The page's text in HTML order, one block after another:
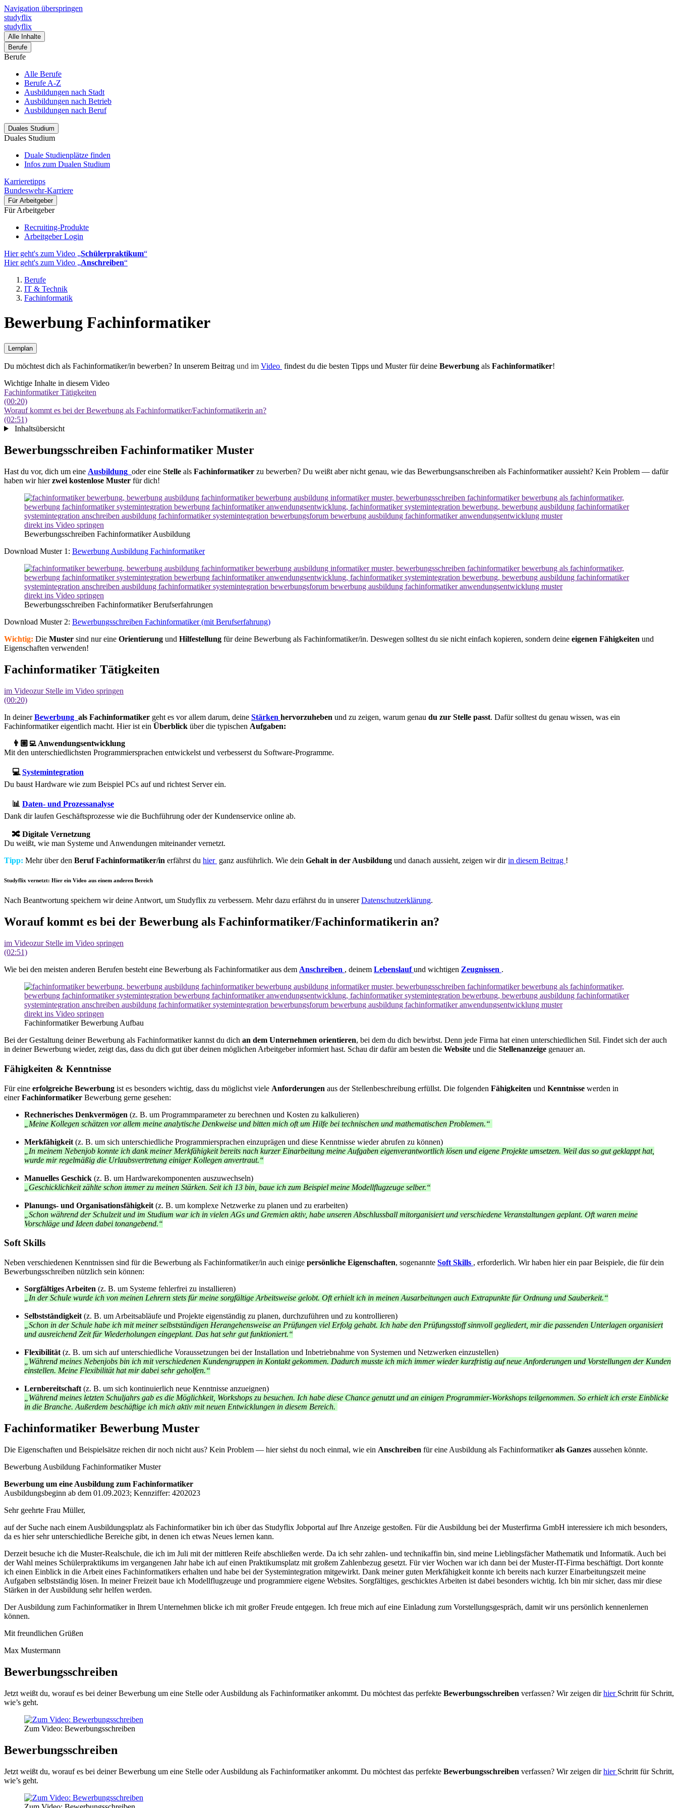
Navigation überspringen
studyflix
studyflix
Alle Inhalte
Berufe
Berufe
Alle Berufe
Berufe A-Z
Ausbildungen nach Stadt
Ausbildungen nach Betrieb
Ausbildungen nach Beruf
Duales Studium
Duales Studium
Duale Studienplätze finden
Infos zum Dualen Studium
Karrieretipps
Bundeswehr-Karriere
Für Arbeitgeber
Für Arbeitgeber
Recruiting-Produkte
Arbeitgeber Login
Hier geht's zum Video „Schülerpraktikum“
Hier geht's zum Video „Anschreiben“
Berufe
IT & Technik
Fachinformatik
Bewerbung Fachinformatiker
Lernplan
Du möchtest dich als Fachinformatiker/in bewerben? In unserem Beitrag und im Video findest du die besten Tipps und Muster für deine Bewerbung als Fachinformatiker!
Wichtige Inhalte in diesem Video
Fachinformatiker Tätigkeiten
(00:20)
Worauf kommt es bei der Bewerbung als Fachinformatiker/Fachinformatikerin an?
(02:51)
Inhaltsübersicht
Bewerbungsschreiben Fachinformatiker Muster
Hast du vor, dich um eine Ausbildung oder eine Stelle als Fachinformatiker zu bewerben? Du weißt aber nicht genau, wie das Bewerbungsanschreiben als Fachinformatiker aussieht? Kein Problem — dafür
haben wir hierzwei kostenlose Muster für dich!
direkt ins Video springen
Bewerbungsschreiben Fachinformatiker Ausbildung
Download Muster 1: Bewerbung Ausbildung Fachinformatiker
direkt ins Video springen
Bewerbungsschreiben Fachinformatiker Berufserfahrungen
Download Muster 2: Bewerbungsschreiben Fachinformatiker (mit Berufserfahrung)
Wichtig: Die Muster sind nur eine Orientierung und Hilfestellung für deine Bewerbung als Fachinformatiker/in. Deswegen solltest du sie nicht einfach kopieren, sondern deine eigenen Fähigkeiten und
Eigenschaften verwenden!
Fachinformatiker Tätigkeiten
im Videozur Stelle im Video springen
(00:20)
In deinerBewerbung als Fachinformatiker geht es vor allem darum, deine Stärken hervorzuheben und zu zeigen, warum genau du zur Stelle passt. Dafür solltest du genau wissen, was ein
Fachinformatiker eigentlich macht. Hier ist ein Überblick über die typischen Aufgaben:
👨🏼‍💻 Anwendungsentwicklung
Mit den unterschiedlichsten Programmiersprachen entwickelst und verbesserst du Software-Programme.
💻 Systemintegration
Du baust Hardware wie zum Beispiel PCs auf und richtest Server ein.
📊 Daten- und Prozessanalyse
Dank dir laufen Geschäftsprozesse wie die Buchführung oder der Kundenservice online ab.
🔀 Digitale Vernetzung
Du weißt, wie man Systeme und Anwendungen miteinander vernetzt.
Tipp: Mehr über den Beruf Fachinformatiker/in erfährst du hier ganz ausführlich. Wie dein Gehalt in der Ausbildung und danach aussieht, zeigen wir dirin diesem Beitrag !
Studyflix vernetzt: Hier ein Video aus einem anderen Bereich
Nach Beantwortung speichern wir deine Antwort, um Studyflix zu verbessern. Mehr dazu erfährst du in unsererDatenschutzerklärung.
Worauf kommt es bei der Bewerbung als Fachinformatiker/Fachinformatikerin an?
im Videozur Stelle im Video springen
(02:51)
Wie bei den meisten anderen Berufen besteht eine Bewerbung als Fachinformatiker aus dem Anschreiben , deinem Lebenslauf und wichtigen Zeugnissen .
direkt ins Video springen
Fachinformatiker Bewerbung Aufbau
Bei der Gestaltung deiner Bewerbung als Fachinformatiker kannst du dich an dem Unternehmen orientieren, bei dem du dich bewirbst. Denn jede Firma hat einen unterschiedlichen Stil. Findet sich der auch
in deiner Bewerbung wieder, zeigt das, dass du dich gut über deinen möglichen Arbeitgeber informiert hast. Schau dir dafür am besten die Website und die Stellenanzeige genauer an.
Fähigkeiten & Kenntnisse
Für eine erfolgreiche Bewerbung ist es besonders wichtig, dass du möglichst viele Anforderungen aus der Stellenbeschreibung erfüllst. Die folgenden Fähigkeiten und Kenntnisse werden in
einerFachinformatiker Bewerbung gerne gesehen:
Rechnerisches Denkvermögen (z. B. um Programmparameter zu berechnen und Kosten zu kalkulieren)
„Meine Kollegen schätzen vor allem meine analytische Denkweise und bitten mich oft um Hilfe bei technischen und mathematischen Problemen.“
Merkfähigkeit (z. B. um sich unterschiedliche Programmiersprachen einzuprägen und diese Kenntnisse wieder abrufen zu können)
„In meinem Nebenjob konnte ich dank meiner Merkfähigkeit bereits nach kurzer Einarbeitung meine Aufgaben eigenverantwortlich lösen und eigene Projekte umsetzen. Weil das so gut geklappt hat,
wurde mir regelmäßig die Urlaubsvertretung einiger Kollegen anvertraut.“
Manuelles Geschick (z. B. um Hardwarekomponenten auszuwechseln)
„Geschicklichkeit zählte schon immer zu meinen Stärken. Seit ich 13 bin, baue ich zum Beispiel meine Modellflugzeuge selber.“
Planungs- und Organisationsfähigkeit (z. B. um komplexe Netzwerke zu planen und zu erarbeiten)
„Schon während der Schulzeit und im Studium war ich in vielen AGs und Gremien aktiv, habe unseren Abschlussball mitorganisiert und verschiedene Veranstaltungen geplant. Oft waren meine
Vorschläge und Ideen dabei tonangebend.“
Soft Skills
Neben verschiedenen Kenntnissen sind für die Bewerbung als Fachinformatiker/in auch einige persönliche Eigenschaften, sogenannte Soft Skills , erforderlich. Wir haben hier ein paar Beispiele, die für dein
Bewerbungsschreiben nützlich sein können:
Sorgfältiges Arbeiten (z. B. um Systeme fehlerfrei zu installieren)
„In der Schule wurde ich von meinen Lehrern stets für meine sorgfältige Arbeitsweise gelobt. Oft erhielt ich in meinen Ausarbeitungen auch Extrapunkte für Ordnung und Sauberkeit.“
Selbstständigkeit (z. B. um Arbeitsabläufe und Projekte eigenständig zu planen, durchzuführen und zu kontrollieren)
„Schon in der Schule habe ich mit meiner selbstständigen Herangehensweise an Prüfungen viel Erfolg gehabt. Ich habe den Prüfungsstoff sinnvoll gegliedert, mir die passenden Unterlagen organisiert
und ausreichend Zeit für Wiederholungen eingeplant. Das hat sehr gut funktioniert.“
Flexibilität (z. B. um sich auf unterschiedliche Voraussetzungen bei der Installation und Inbetriebnahme von Systemen und Netzwerken einzustellen)
„Während meines Nebenjobs bin ich mit verschiedenen Kundengruppen in Kontakt gekommen. Dadurch musste ich mich immer wieder kurzfristig auf neue Anforderungen und Vorstellungen der Kunden
einstellen. Meine Flexibilität hat mir dabei sehr geholfen.“
Lernbereitschaft (z. B. um sich kontinuierlich neue Kenntnisse anzueignen)
„Während meines letzten Schuljahrs gab es die Möglichkeit, Workshops zu besuchen. Ich habe diese Chance genutzt und an einigen Programmier-Workshops teilgenommen. So erhielt ich erste Einblicke
in die Branche. Außerdem beschäftige ich mich aktiv mit neuen Entwicklungen in diesem Bereich.
Fachinformatiker Bewerbung Muster
Die Eigenschaften und Beispielsätze reichen dir noch nicht aus? Kein Problem — hier siehst du noch einmal, wie ein Anschreiben für eine Ausbildung als Fachinformatikerals Ganzes aussehen könnte.
Bewerbung Ausbildung Fachinformatiker Muster
Bewerbung um eine Ausbildung zum Fachinformatiker
Ausbildungsbeginn ab dem 01.09.2023; Kennziffer: 4202023
Sehr geehrte Frau Müller,
auf der Suche nach einem Ausbildungsplatz als Fachinformatiker bin ich über das Studyflix Jobportal auf Ihre Anzeige gestoßen. Für die Ausbildung bei der Musterfirma GmbH interessiere ich mich besonders,
da es hier sehr unterschiedliche Bereiche gibt, in denen ich etwas Neues lernen kann.
Derzeit besuche ich die Muster-Realschule, die ich im Juli mit der mittleren Reife abschließen werde. Da ich sehr zahlen- und technikaffin bin, sind meine Lieblingsfächer Mathematik und Informatik. Auch bei
der Wahl meines Schülerpraktikums im vergangenen Jahr habe ich auf einen Praktikumsplatz mit großem Zahlenbezug gesetzt. Für vier Wochen war ich dann bei der Muster-IT-Firma beschäftigt. Dort konnte
ich einen Einblick in die Arbeit eines Fachinformatikers erhalten und habe bei der Systemintegration mitgewirkt. Dank meiner guten Merkfähigkeit konnte ich bereits nach kurzer Einarbeitungszeit meine
Aufgaben selbstständig lösen. In meiner Freizeit baue ich Modellflugzeuge und programmiere eigene Websites. Sorgfältiges, geschicktes Arbeiten ist dabei besonders wichtig. Ich bin mir sicher, dass mir diese
Stärken in der Ausbildung sehr helfen werden.
Der Ausbildung zum Fachinformatiker in Ihrem Unternehmen blicke ich mit großer Freude entgegen. Ich freue mich auf eine Einladung zum Vorstellungsgespräch, damit wir uns persönlich kennenlernen
können.
Mit freundlichen Grüßen
Max Mustermann
Bewerbungsschreiben
Jetzt weißt du, worauf es bei deiner Bewerbung um eine Stelle oder Ausbildung als Fachinformatiker ankommt. Du möchtest das perfekte Bewerbungsschreiben verfassen? Wir zeigen dirhier Schritt für Schritt,
wie’s geht.
Zum Video: Bewerbungsschreiben
Bewerbungsschreiben
Jetzt weißt du, worauf es bei deiner Bewerbung um eine Stelle oder Ausbildung als Fachinformatiker ankommt. Du möchtest das perfekte Bewerbungsschreiben verfassen? Wir zeigen dirhier Schritt für Schritt,
wie’s geht.